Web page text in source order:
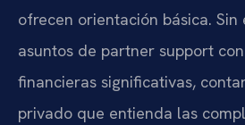
ofrecen orientación básica. Sin
asuntos de partner support
financieras significativas,
privado que entienda las